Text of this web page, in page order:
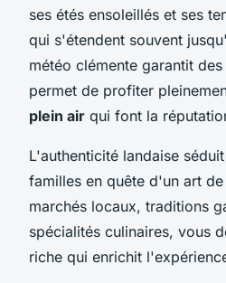
ses étés ensoleillés et ses
qui s'étendent souvent
météo clémente garantit
permet de profiter
plein air qui font la
L'authenticité landaise
familles en quête d'un art
marchés locaux, traditions
spécialités culinaires, vous
riche qui enrichit